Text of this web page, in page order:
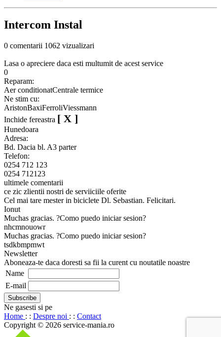
Intercom Instal
0 comentarii 1062 vizualizari
Lasa o apreciere daca esti multumit de acest service
0
Reparam:
Aer conditionatCentrale termice
Ne stim cu:
AristonBaxiFerroliViessmann
Inchide fereastra [ X ]
Hunedoara
Adresa:
Bd. Dacia bl. A3 parter
Telefon:
0254 712 123
0254 712123
ultimele comentarii
ce zic zlientii nostri de serviiciile oferite
Cel mai tare mester in biciclete Dl. Sebastian. Felicitari.
Ionut
Muchas gracias. ?Como puedo iniciar sesion?
nhcmnouowr
Muchas gracias. ?Como puedo iniciar sesion?
tsdkbmpmwt
Newsletter
Aboneaza-te daca doresti sa fii la curent cu noutatile noastre
Name
E-mail
Ne gasesti si pe
Home : : Despre noi : : Contact
Copyright © 2026 service-mania.ro